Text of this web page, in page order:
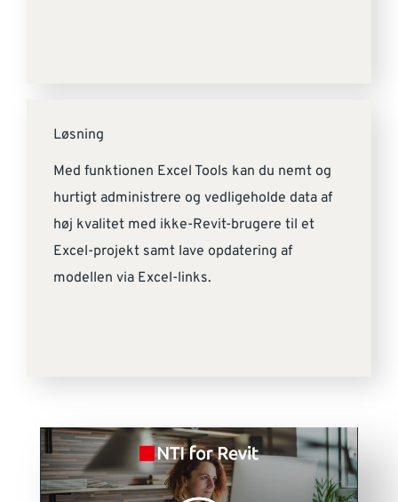
Løsning
Med funktionen Excel Tools kan du nemt og
hurtigt administrere og vedligeholde data af
høj kvalitet med ikke-Revit-brugere til et
Excel-projekt samt lave opdatering af
modellen via Excel-links.